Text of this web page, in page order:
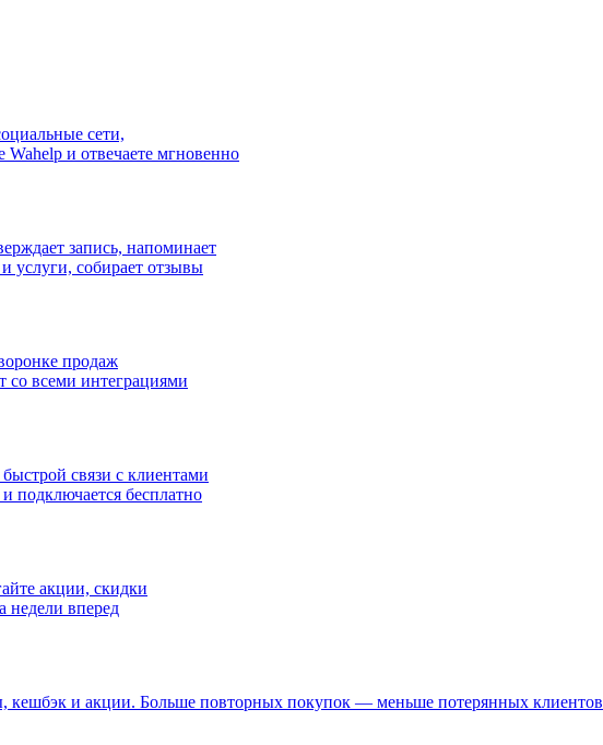
сети,
и отвечаете мгновенно
запись, напоминает
услуги, собирает отзывы
продаж
со всеми интеграциями
связи с клиентами
подключается бесплатно
акции, скидки
недели вперед
кешбэк и акции. Больше повторных покупок — меньше потерянных клиентов